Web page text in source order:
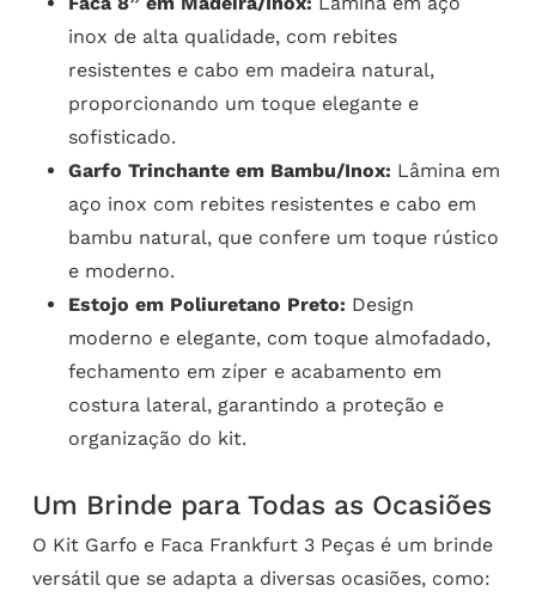
inox de alta qualidade, com rebites
resistentes e cabo em madeira natural,
proporcionando um toque elegante e
sofisticado.
Garfo Trinchante em Bambu/Inox: Lâmina em
aço inox com rebites resistentes e cabo em
bambu natural, que confere um toque rústico
e moderno.
Estojo em Poliuretano Preto: Design
moderno e elegante, com toque almofadado,
fechamento em zíper e acabamento em
costura lateral, garantindo a proteção e
organização do kit.
Um Brinde para Todas as Ocasiões
O Kit Garfo e Faca Frankfurt 3 Peças é um brinde
versátil que se adapta a diversas ocasiões, como: